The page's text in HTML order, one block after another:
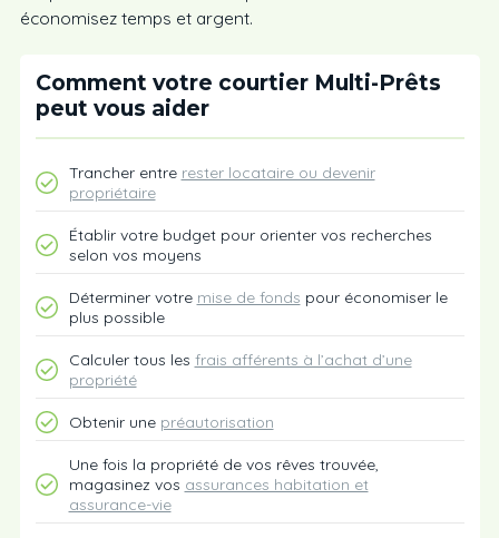
économisez temps et argent.
Comment votre courtier Multi-Prêts
peut vous aider
Trancher entre rester locataire ou devenir
propriétaire
Établir votre budget pour orienter vos recherches
selon vos moyens
Déterminer votre mise de fonds pour économiser le
plus possible
Calculer tous les frais afférents à l’achat d’une
propriété
Obtenir une préautorisation
Une fois la propriété de vos rêves trouvée,
magasinez vos assurances habitation et
assurance-vie